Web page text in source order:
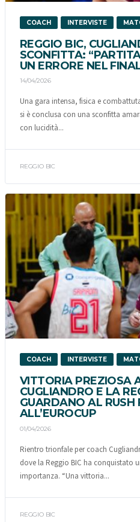
COACH INTERVISTE
REGGIO BIC,
SCONFITTA:
UN ERRORE NEL
14/04/2026
Una gara intensa, fisica e
si è conclusa con una sconfitta
con lucidità...
REGGIO BIC
COACH INTERVISTE
VITTORIA PREZIOSA
CUGLIANDRO E LA
GUARDANO AL RUSH
ALL’EUROCUP
01/04/2026
Rientro trionfale per coach
dove la Reggio BIC ha conquistato
importanza. “Una vittoria...
REGGIO BIC